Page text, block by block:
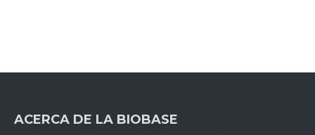
ACERCA DE LA BIOBASE